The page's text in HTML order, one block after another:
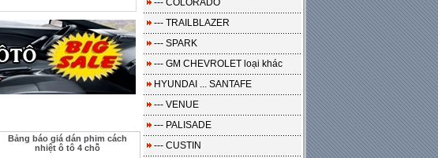
Bảng báo giá dán phim cách
nhiệt ô tô 4 chỗ
--- COLORADO
--- TRAILBLAZER
--- SPARK
--- GM CHEVROLET loại khác
HYUNDAI ... SANTAFE
--- VENUE
--- PALISADE
--- CUSTIN